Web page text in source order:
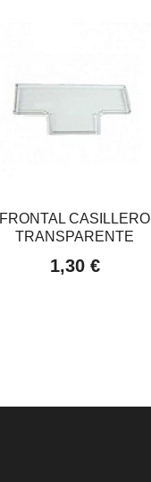
FRONTAL CASILLERO
TRANSPARENTE
1,30 €